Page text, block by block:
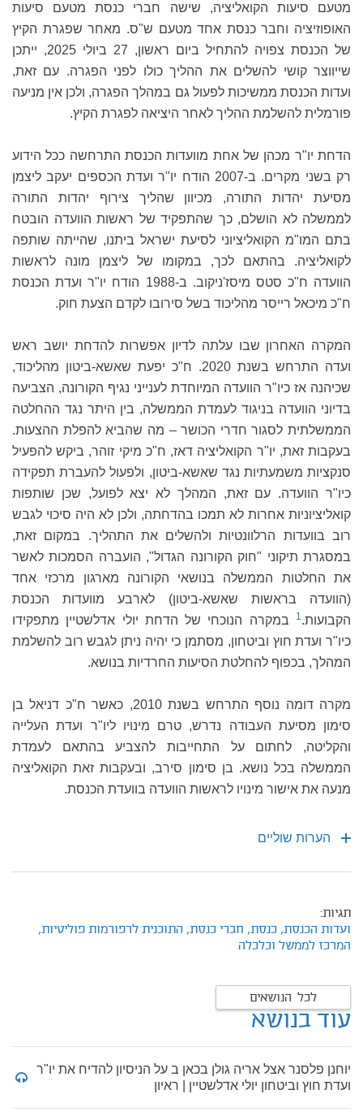
מטעם סיעות הקואליציה, שישה חברי כנסת מטעם סיעות
האופוזיציה וחבר כנסת אחד מטעם ש"ס. מאחר שפגרת הקיץ
של הכנסת צפויה להתחיל ביום ראשון, 27 ביולי 2025, ייתכן
שייווצר קושי להשלים את ההליך כולו לפני הפגרה. עם זאת,
ועדות הכנסת ממשיכות לפעול גם במהלך הפגרה, ולכן אין מניעה
פורמלית להשלמת ההליך לאחר היציאה לפגרת הקיץ.
הדחת יו"ר מכהן של אחת מוועדות הכנסת התרחשה ככל הידוע
רק בשני מקרים. ב-2007 הודח יו"ר ועדת הכספים יעקב ליצמן
מסיעת יהדות התורה, מכיוון שהליך צירוף יהדות התורה
לממשלה לא הושלם, כך שהתפקיד של ראשות הוועדה הובטח
בתם המו"מ הקואליציוני לסיעת ישראל ביתנו, שהייתה שותפה
לקואליציה. בהתאם לכך, במקומו של ליצמן מונה לראשות
הוועדה ח"כ סטס מיסז'ניקוב. ב-1988 הודח יו"ר ועדת הכנסת
ח"כ מיכאל רייסר מהליכוד בשל סירובו לקדם הצעת חוק.
המקרה האחרון שבו עלתה לדיון אפשרות להדחת יושב ראש
ועדה התרחש בשנת 2020. ח"כ יפעת שאשא-ביטון מהליכוד,
שכיהנה אז כיו"ר הוועדה המיוחדת לענייני נגיף הקורונה, הצביעה
בדיוני הוועדה בניגוד לעמדת הממשלה, בין היתר נגד ההחלטה
הממשלתית לסגור חדרי הכושר – מה שהביא להפלת ההצעות.
בעקבות זאת, יו"ר הקואליציה דאז, ח"כ מיקי זוהר, ביקש להפעיל
סנקציות משמעתיות נגד שאשא-ביטון, ולפעול להעברת תפקידה
כיו"ר הוועדה. עם זאת, המהלך לא יצא לפועל, שכן שותפות
קואליציוניות אחרות לא תמכו בהדחתה, ולכן לא היה סיכוי לגבש
רוב בוועדות הרלוונטיות ולהשלים את התהליך. במקום זאת,
במסגרת תיקוני "חוק הקורונה הגדול", הועברה הסמכות לאשר
את החלטות הממשלה בנושאי הקורונה מארגון מרכזי אחד
(הוועדה בראשות שאשא-ביטון) לארבע מוועדות הכנסת
הקבועות.1
במקרה הנוכחי של הדחת יולי אדלשטיין מתפקידו
כיו"ר ועדת חוץ וביטחון, מסתמן כי יהיה ניתן לגבש רוב להשלמת
המהלך, בכפוף להחלטת הסיעות החרדיות בנושא.
מקרה דומה נוסף התרחש בשנת 2010, כאשר ח"כ דניאל בן
סימון מסיעת העבודה נדרש, טרם מינויו ליו"ר ועדת העלייה
והקליטה, לחתום על התחייבות להצביע בהתאם לעמדת
הממשלה בכל נושא. בן סימון סירב, ובעקבות זאת הקואליציה
מנעה את אישור מינויו לראשות הוועדה בוועדת הכנסת.
הערות שוליים
תגיות:
ועדות הכנסת, כנסת, חברי כנסת, התוכנית לרפורמות פוליטיות,
המרכז לממשל וכלכלה
לכל הנושאים
עוד בנושא
יוחנן פלסנר אצל אריה גולן בכאן ב על הניסיון להדיח את יו"ר
ועדת חוץ וביטחון יולי אדלשטיין | ראיון